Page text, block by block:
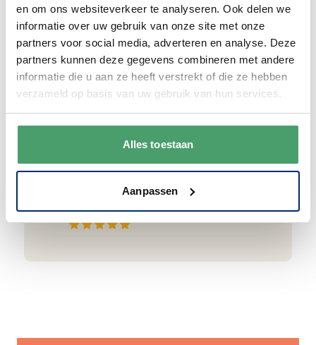
en om ons websiteverkeer te analyseren. Ook delen we
informatie over uw gebruik van onze site met onze
partners voor social media, adverteren en analyse. Deze
partners kunnen deze gegevens combineren met andere
informatie die u aan ze heeft verstrekt of die ze hebben
verzameld op basis van uw gebruik van hun services.
Alles toestaan
Aanpassen
Goede waardering
We krijgen een goede waardering van Onze
klanten. 9+ gemiddeld.